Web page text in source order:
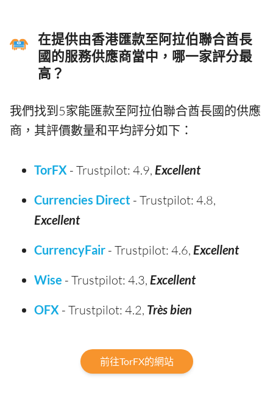
在提供由香港匯款至阿拉伯聯合酋長
國的服務供應商當中，哪一家評分最
高？
我們找到5家能匯款至阿拉伯聯合酋長國的供應
商，其評價數量和平均評分如下：
TorFX - Trustpilot: 4.9, Excellent
Currencies Direct - Trustpilot: 4.8,
Excellent
CurrencyFair - Trustpilot: 4.6, Excellent
Wise - Trustpilot: 4.3, Excellent
OFX - Trustpilot: 4.2, Très bien
前往TorFX的網站